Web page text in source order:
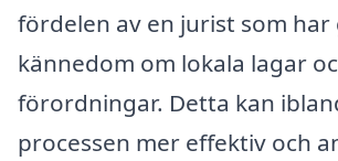
fördelen av en jurist som har
kännedom om lokala lagar
förordningar. Detta kan
processen mer effektiv och